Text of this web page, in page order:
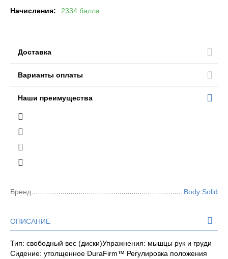
Начисления: 2334 балла
Доставка
Варианты оплаты
Наши преимущества
Бренд Body Solid
ОПИСАНИЕ
Тип: свободный вес (диски)Упражнения: мышцы рук и груди
Сидение: утолщенное DuraFirm™ Регулировка положения